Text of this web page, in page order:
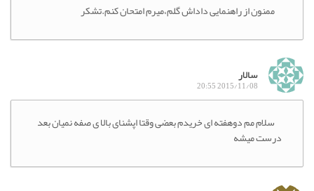
ممنون از راهنمایی داداش گلم،میرم امتحان کنم.تشکر
سالار
2015/11/08 20:55
سلام مم دوهفته ای خریدم بعضی وقتا اپشنای بالا ی صفه نمیان بعد
درست میشه